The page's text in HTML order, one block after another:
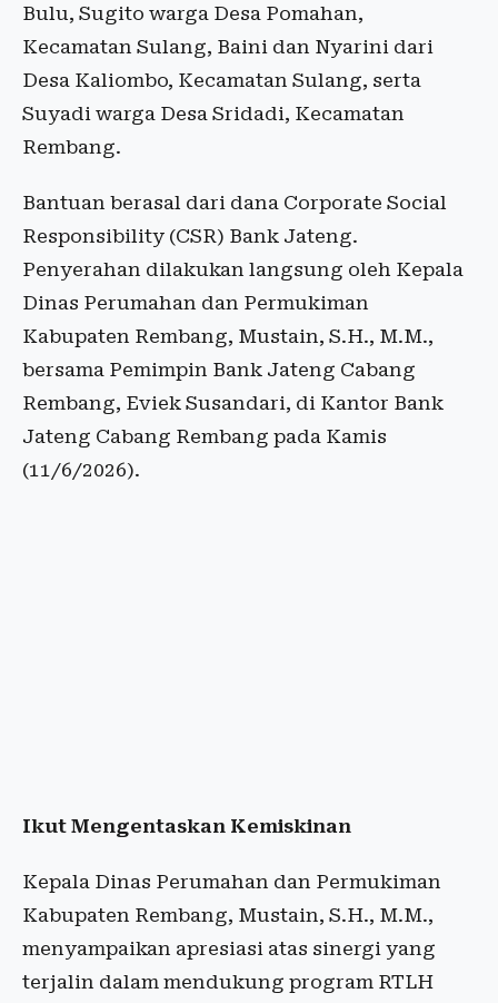
Bulu, Sugito warga Desa Pomahan,
Kecamatan Sulang, Baini dan Nyarini dari
Desa Kaliombo, Kecamatan Sulang, serta
Suyadi warga Desa Sridadi, Kecamatan
Rembang.
Bantuan berasal dari dana Corporate Social
Responsibility (CSR) Bank Jateng.
Penyerahan dilakukan langsung oleh Kepala
Dinas Perumahan dan Permukiman
Kabupaten Rembang, Mustain, S.H., M.M.,
bersama Pemimpin Bank Jateng Cabang
Rembang, Eviek Susandari, di Kantor Bank
Jateng Cabang Rembang pada Kamis
(11/6/2026).
Ikut Mengentaskan Kemiskinan
Kepala Dinas Perumahan dan Permukiman
Kabupaten Rembang, Mustain, S.H., M.M.,
menyampaikan apresiasi atas sinergi yang
terjalin dalam mendukung program RTLH